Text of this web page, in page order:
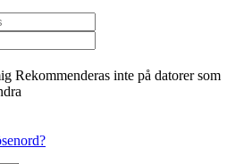
Rekommenderas inte på datorer som